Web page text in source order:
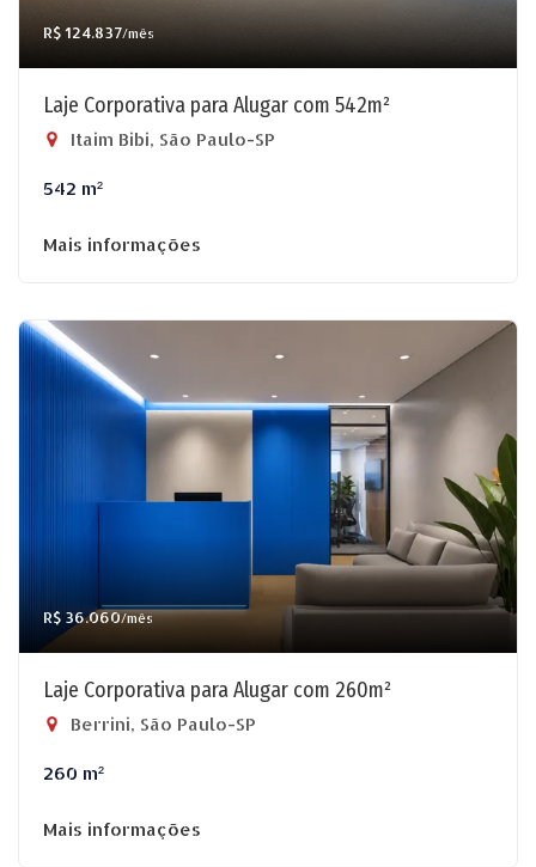
R$ 124.837/mês
Laje Corporativa para Alugar com 542m²
Itaim Bibi, São Paulo-SP
542 m²
Mais informações
R$ 36.060/mês
Laje Corporativa para Alugar com 260m²
Berrini, São Paulo-SP
260 m²
Mais informações